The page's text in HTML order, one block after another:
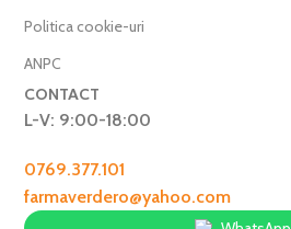
Politica cookie-uri
ANPC
CONTACT
L-V: 9:00-18:00
0769.377.101
farmaverdero@yahoo.com